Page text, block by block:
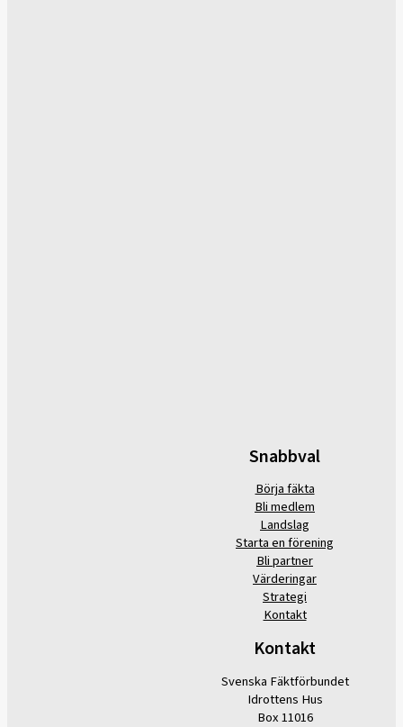
Snabbval
Börja fäkta
Bli medlem
Landslag
Starta en förening
Bli partner
Värderingar
Strategi
Kontakt
Kontakt
Svenska Fäktförbundet
Idrottens Hus
Box 11016